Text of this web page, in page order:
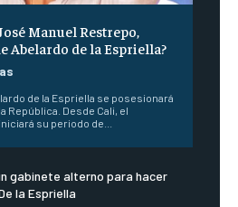
Manuel Restrepo,
Abelardo de la Espriella?
de la Espriella se posesionará
República. Desde Cali, el
su periodo de...
gabinete alterno para hacer
la Espriella